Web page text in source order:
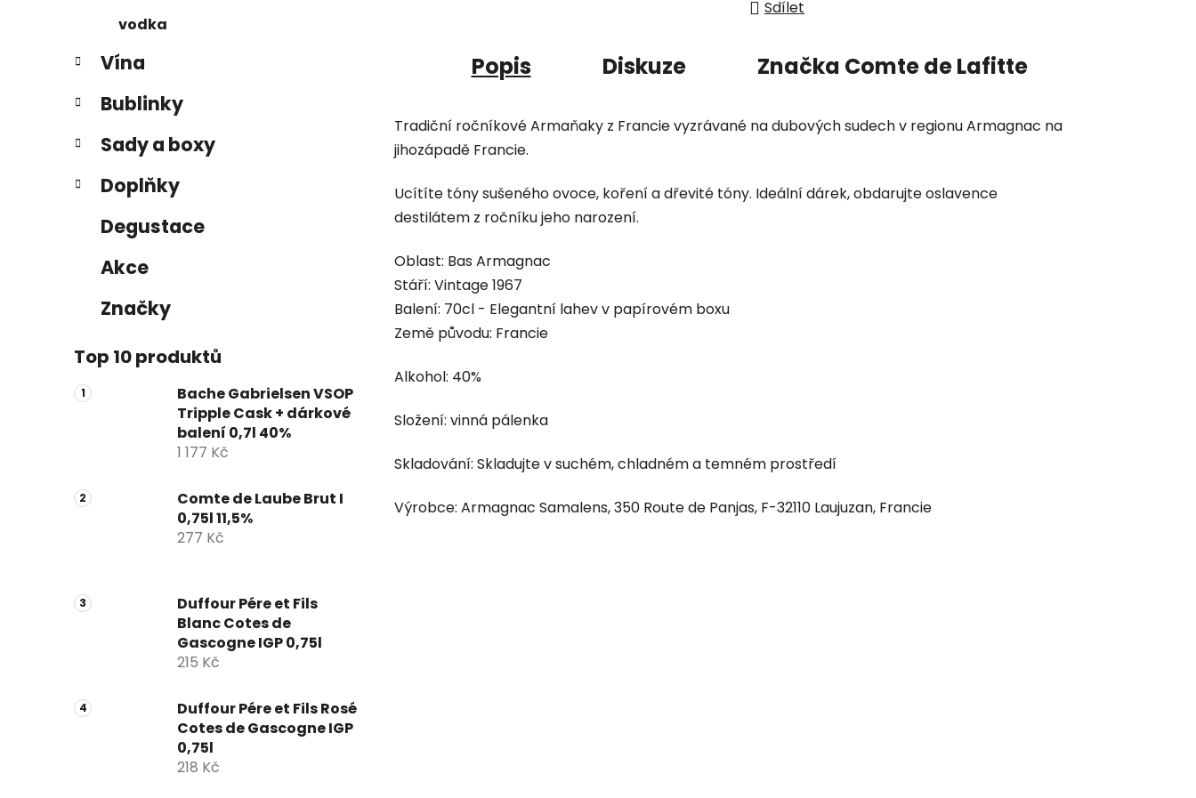
vodka
Vína
Bublinky
Sady a boxy
Doplňky
Degustace
Akce
Značky
Top 10 produktů
Bache Gabrielsen VSOP
Tripple Cask + dárkové
balení 0,7l 40%
1 177 Kč
Comte de Laube Brut I
0,75l 11,5%
277 Kč
Duffour Pére et Fils
Blanc Cotes de
Gascogne IGP 0,75l
215 Kč
Duffour Pére et Fils Rosé
Cotes de Gascogne IGP
0,75l
218 Kč
Sdílet
Popis Diskuze Značka Comte de Lafitte
Tradiční ročníkové Armaňaky z Francie vyzrávané na dubových sudech v regionu Armagnac na
jihozápadě Francie.
Ucítíte tóny sušeného ovoce, koření a dřevité tóny. Ideální dárek, obdarujte oslavence
destilátem z ročníku jeho narození.
Oblast: Bas Armagnac
Stáří: Vintage 1967
Balení: 70cl - Elegantní lahev v papírovém boxu
Země původu: Francie
Alkohol: 40%
Složení: vinná pálenka
Skladování: Skladujte v suchém, chladném a temném prostředí
Výrobce: Armagnac Samalens, 350 Route de Panjas, F-32110 Laujuzan, Francie